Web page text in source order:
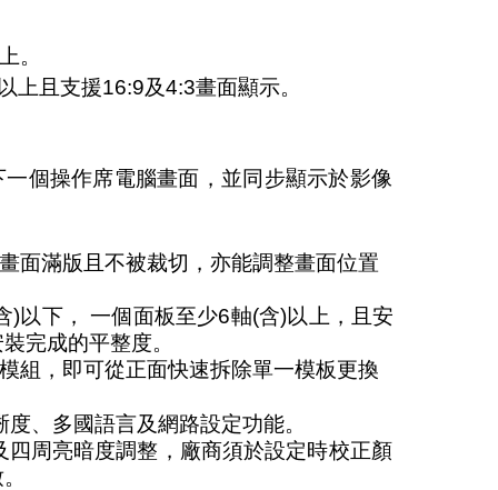
。
且支援16:9及4:3畫面顯示。
個操作席電腦畫面，並同步顯示於影像
面滿版且不被裁切，亦能調整畫面位置
以下， 一個面板至少6軸(含)以上，且安
完成的平整度。
組，即可從正面快速拆除單一模板更換
、多國語言及網路設定功能。
周亮暗度調整，廠商須於設定時校正顏